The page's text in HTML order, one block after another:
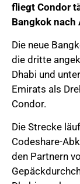
fliegt Condor
Bangkok nach
Die neue
die dritte
Dhabi und
Emirats als
Condor.
Die Strecke
Codeshare-
den Partnern